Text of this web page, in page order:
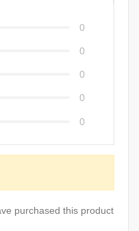
0
0
0
0
0
purchased this product